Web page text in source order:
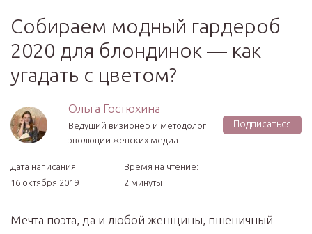
Собираем модный гардероб
2020 для блондинок — как
угадать с цветом?
Ольга Гостюхина
Ведущий визионер и методолог
эволюции женских медиа
Подписаться
Дата написания:
16 октября 2019
Время на чтение:
2 минуты
Мечта поэта, да и любой женщины, пшеничный